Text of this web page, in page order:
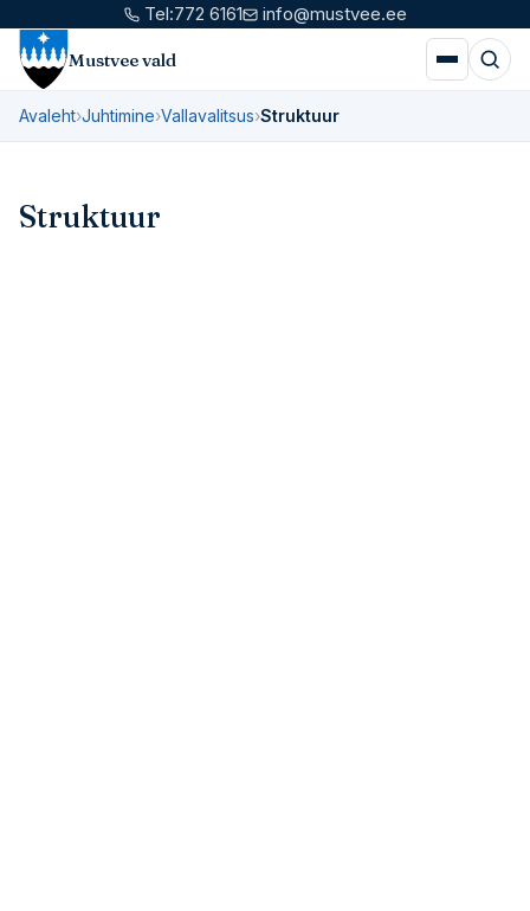
Tel:772 6161 info@mustvee.ee
Mustvee vald
Avaleht›Juhtimine›Vallavalitsus›Struktuur
Struktuur